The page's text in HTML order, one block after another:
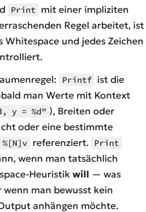
Print mit einer impliziten
Regel arbeitet, ist
Whitespace und jedes Zeichen
Printf ist die
man Werte mit Kontext
y = %d" ), Breiten oder
oder eine bestimmte
%[N]v referenziert. Print
wenn man tatsächlich
Heuristik will — was
man bewusst kein
anhängen möchte.